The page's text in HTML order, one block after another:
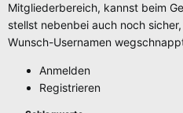
Mitgliederbereich, kannst beim
stellst nebenbei auch noch
Wunsch-Usernamen
Anmelden
Registrieren